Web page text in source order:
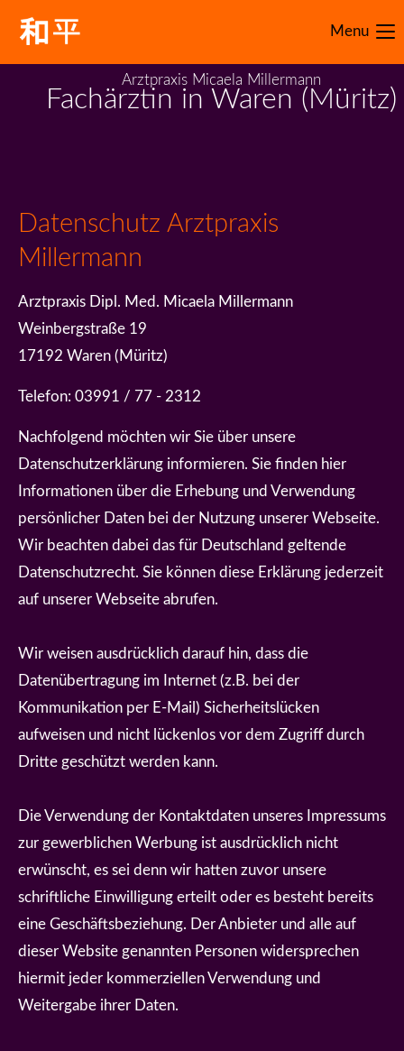
Menu
Arztpraxis Micaela Millermann
Fachärztin in Waren (Müritz)
Datenschutz Arztpraxis
Millermann
Arztpraxis Dipl. Med. Micaela Millermann
Weinbergstraße 19
17192 Waren (Müritz)
Telefon: 03991 / 77 - 2312
Nachfolgend möchten wir Sie über unsere
Datenschutzerklärung informieren. Sie finden hier
Informationen über die Erhebung und Verwendung
persönlicher Daten bei der Nutzung unserer Webseite.
Wir beachten dabei das für Deutschland geltende
Datenschutzrecht. Sie können diese Erklärung jederzeit
auf unserer Webseite abrufen.
Wir weisen ausdrücklich darauf hin, dass die
Datenübertragung im Internet (z.B. bei der
Kommunikation per E-Mail) Sicherheitslücken
aufweisen und nicht lückenlos vor dem Zugriff durch
Dritte geschützt werden kann.
Die Verwendung der Kontaktdaten unseres Impressums
zur gewerblichen Werbung ist ausdrücklich nicht
erwünscht, es sei denn wir hatten zuvor unsere
schriftliche Einwilligung erteilt oder es besteht bereits
eine Geschäftsbeziehung. Der Anbieter und alle auf
dieser Website genannten Personen widersprechen
hiermit jeder kommerziellen Verwendung und
Weitergabe ihrer Daten.